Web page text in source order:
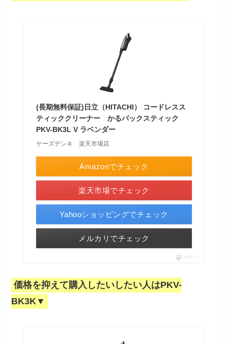
(長期無料保証)日立（HITACHI） コードレスス
ティッククリーナー かるパックスティック
PKV-BK3L V ラベンダー
ケーズデンキ 楽天市場店
Amazonでチェック
楽天市場でチェック
Yahooショッピングでチェック
メルカリでチェック
ポチップ
価格を抑えて購入したいしたい人はPKV-
BK3K▼